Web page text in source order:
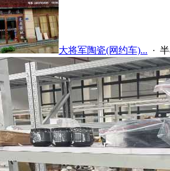
大将军陶瓷(网约车)... ·